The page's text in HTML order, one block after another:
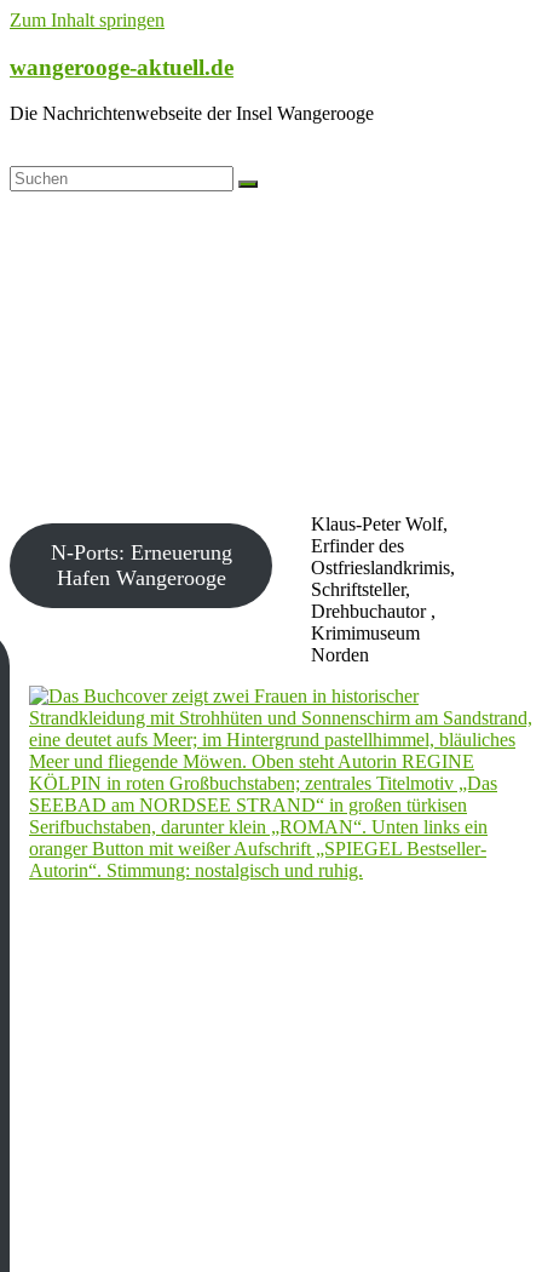
Zum Inhalt springen
wangerooge-aktuell.de
Die Nachrichtenwebseite der Insel Wangerooge
Klaus-Peter Wolf,
Erfinder des
Ostfrieslandkrimis,
Schriftsteller,
Drehbuchautor ,
Krimimuseum
Norden
N-Ports: Erneuerung
Hafen Wangerooge